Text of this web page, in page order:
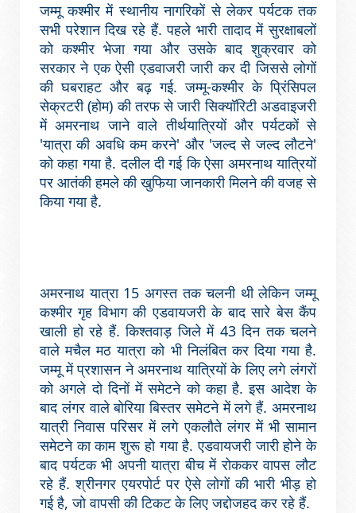
जम्मू कश्मीर में स्थानीय नागरिकों से लेकर पर्यटक तक
सभी परेशान दिख रहे हैं. पहले भारी तादाद में सुरक्षाबलों
को कश्मीर भेजा गया और उसके बाद शुक्रवार को
सरकार ने एक ऐसी एडवाजरी जारी कर दी जिससे लोगों
की घबराहट और बढ़ गई. जम्मू-कश्मीर के प्रिंसिपल
सेक्रटरी (होम) की तरफ से जारी सिक्यॉरिटी अडवाइजरी
में अमरनाथ जाने वाले तीर्थयात्रियों और पर्यटकों से
'यात्रा की अवधि कम करने' और 'जल्द से जल्द लौटने'
को कहा गया है. दलील दी गई कि ऐसा अमरनाथ यात्रियों
पर आतंकी हमले की खुफिया जानकारी मिलने की वजह से
किया गया है.
अमरनाथ यात्रा 15 अगस्त तक चलनी थी लेकिन जम्मू
कश्मीर गृह विभाग की एडवायजरी के बाद सारे बेस कैंप
खाली हो रहे हैं. किश्तवाड़ जिले में 43 दिन तक चलने
वाले मचैल मठ यात्रा को भी निलंबित कर दिया गया है.
जम्मू में प्रशासन ने अमरनाथ यात्रियों के लिए लगे लंगरों
को अगले दो दिनों में समेटने को कहा है. इस आदेश के
बाद लंगर वाले बोरिया बिस्तर समेटने में लगे हैं. अमरनाथ
यात्री निवास परिसर में लगे एकलौते लंगर में भी सामान
समेटने का काम शुरू हो गया है. एडवायजरी जारी होने के
बाद पर्यटक भी अपनी यात्रा बीच में रोककर वापस लौट
रहे हैं. श्रीनगर एयरपोर्ट पर ऐसे लोगों की भारी भीड़ हो
गई है, जो वापसी की टिकट के लिए जद्दोजहद कर रहे हैं.